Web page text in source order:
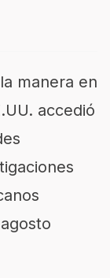
manera en
accedió